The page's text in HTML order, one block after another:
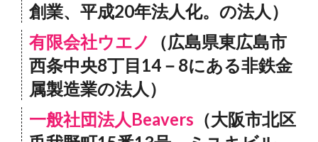
創業、平成20年法人化。の法人）
有限会社ウエノ
（広島県東広島市
西条中央8丁目14－8にある非鉄金
属製造業の法人）
一般社団法人Beavers （大阪市北区